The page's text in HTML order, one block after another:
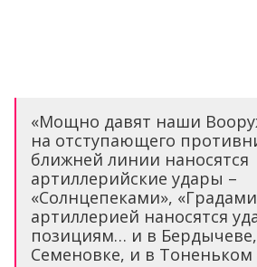
«Мощно давят наши
на отступающего
ближней линии наносятся
артиллерийские удары –
«Солнцепеками»,
артиллерией наносятся
позициям… и в
Семеновке, и в Тоненьком